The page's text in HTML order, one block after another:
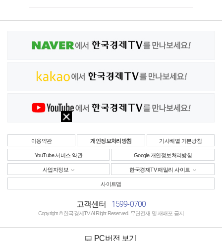
이용약관 개인정보처리방침 기사배열 기본방침
YouTube 서비스 약관 Google 개인정보처리방침
사업자정보 한국경제TV 패밀리 사이트
사이트맵
고객센터 1599-0700
Copyright © 한국경제TV All Right Reserved. 무단전재 및 재배포 금지
PC버전 보기